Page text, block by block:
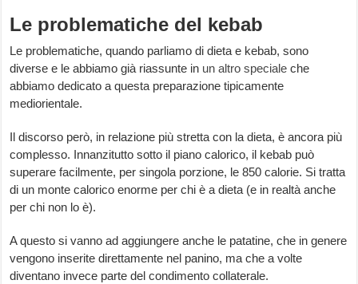
Le problematiche del kebab
Le problematiche, quando parliamo di dieta e kebab, sono
diverse e le abbiamo già riassunte in un altro speciale che
abbiamo dedicato a questa preparazione tipicamente
mediorientale.
Il discorso però, in relazione più stretta con la dieta, è ancora più
complesso. Innanzitutto sotto il piano calorico, il kebab può
superare facilmente, per singola porzione, le 850 calorie. Si tratta
di un monte calorico enorme per chi è a dieta (e in realtà anche
per chi non lo è).
A questo si vanno ad aggiungere anche le patatine, che in genere
vengono inserite direttamente nel panino, ma che a volte
diventano invece parte del condimento collaterale.